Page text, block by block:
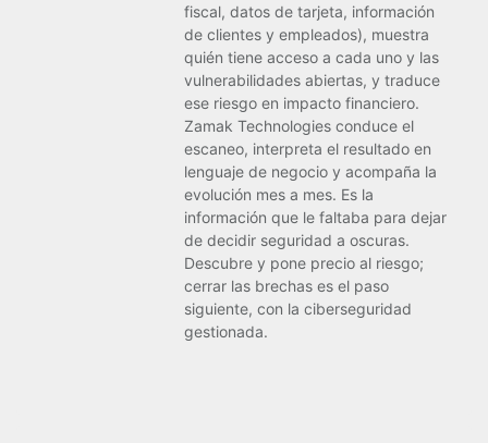
fiscal, datos de tarjeta, información
de clientes y empleados), muestra
quién tiene acceso a cada uno y las
vulnerabilidades abiertas, y traduce
ese riesgo en impacto financiero.
Zamak Technologies conduce el
escaneo, interpreta el resultado en
lenguaje de negocio y acompaña la
evolución mes a mes. Es la
información que le faltaba para dejar
de decidir seguridad a oscuras.
Descubre y pone precio al riesgo;
cerrar las brechas es el paso
siguiente, con la ciberseguridad
gestionada.